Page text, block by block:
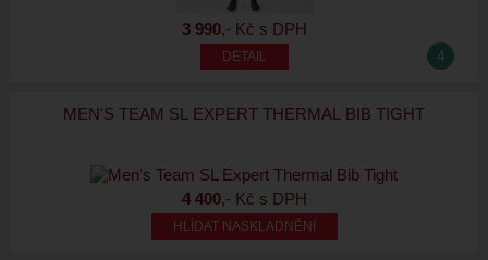
3 990,- Kč s DPH
4
MEN'S TEAM SL EXPERT THERMAL BIB TIGHT
4 400,- Kč s DPH
HLÍDAT NASKLADNĚNÍ